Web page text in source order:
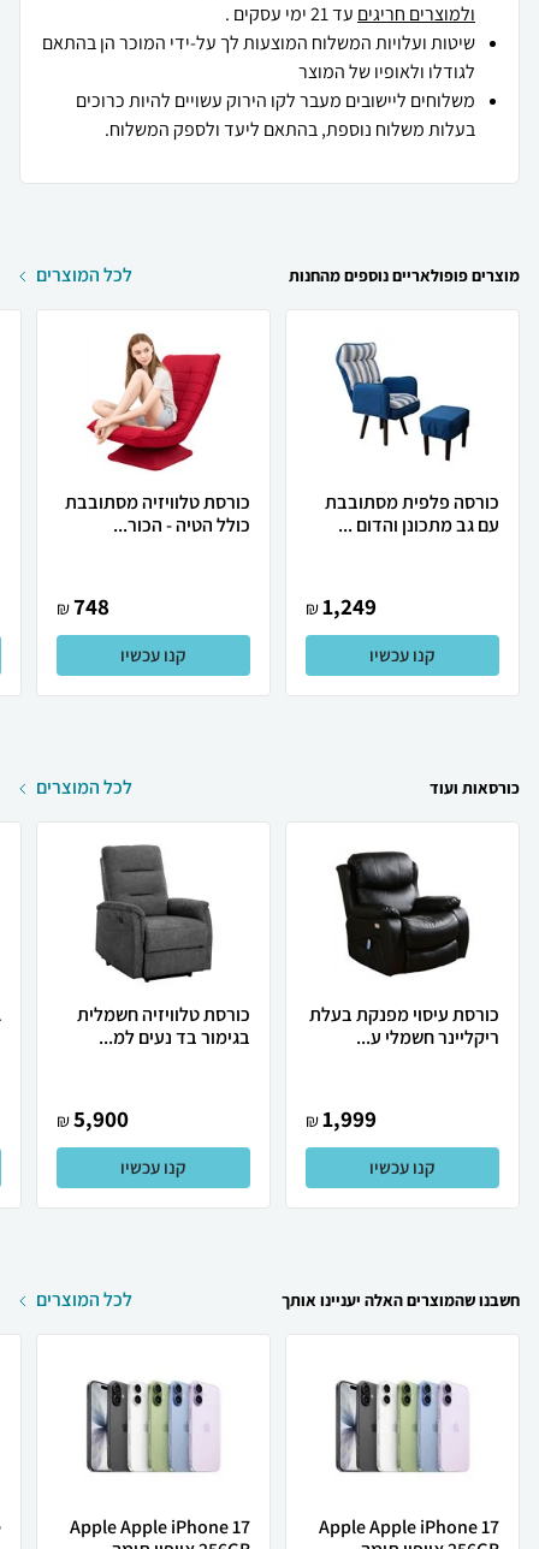
ולמוצרים חריגים עד 21 ימי עסקים .
שיטות ועלויות המשלוח המוצעות לך על-ידי המוכר הן בהתאם
לגודלו ולאופיו של המוצר
משלוחים ליישובים מעבר לקו הירוק עשויים להיות כרוכים
בעלות משלוח נוספת, בהתאם ליעד ולספק המשלוח.
מוצרים פופולאריים נוספים מהחנות לכל המוצרים
כורסה פלפית מסתובבת
עם גב מתכונן והדום ...
1,249
₪
קנו עכשיו
כורסת טלוויזיה מסתובבת
כולל הטיה - הכור...
748
₪
קנו עכשיו
כורסאות ועוד לכל המוצרים
כורסת עיסוי מפנקת בעלת
ריקליינר חשמלי ע...
1,999
₪
קנו עכשיו
כורסת טלוויזיה חשמלית
בגימור בד נעים למ...
5,900
₪
קנו עכשיו
חשבנו שהמוצרים האלה יעניינו אותך לכל המוצרים
Apple Apple iPhone 17
Apple Apple iPhone 17